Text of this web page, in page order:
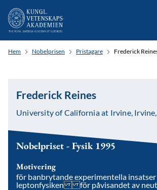
Hem Nobelprisen Pristagare Frederick
Frederick Reines
University of California at Irvine,
Nobelpriset - Fysik 1995
Motivering
för banbrytande experimentella
leptonfysiken för påvisandet av